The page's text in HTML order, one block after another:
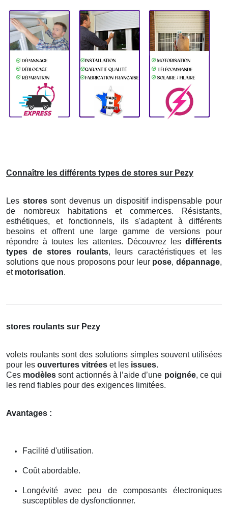
Connaître les différents types de stores sur Pezy
Les storessont devenus un dispositif indispensable pour
de nombreux habitations et commerces. Résistants,
esthétiques, et fonctionnels, ils s'adaptent à différents
besoins et offrent une large gamme de versions pour
répondre à toutes les attentes. Découvrez les différents
types de stores roulants, leurs caractéristiques et les
solutions que nous proposons pour leur pose,dépannage,
et motorisation.
stores roulants sur Pezy
volets roulants sont des solutions simples souvent utilisées
pour les ouvertures vitrées et les issues.
Ces modèles sont actionnés à l’aide d’une poignée, ce qui
les rend fiables pour des exigences limitées.
Avantages :
Facilité d'utilisation.
Coût abordable.
Longévité avec peu de composants électroniques
susceptibles de dysfonctionner.